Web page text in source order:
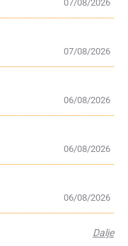
07/08/2026
07/08/2026
06/08/2026
06/08/2026
06/08/2026
Dalje